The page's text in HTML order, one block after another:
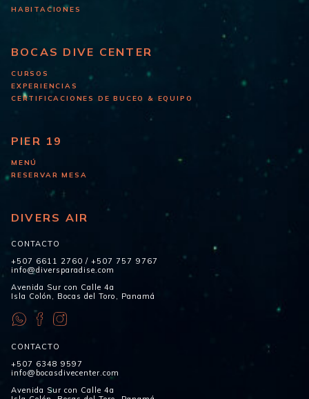
HABITACIONES
BOCAS DIVE CENTER
CURSOS
EXPERIENCIAS
CERTIFICACIONES DE BUCEO & EQUIPO
PIER 19
MENÚ
RESERVAR MESA
DIVERS AIR
CONTACTO
+507 6611 2760 /+507 757 9767
info@diversparadise.com
Avenida Sur con Calle 4a
Isla Colón, Bocas del Toro, Panamá
CONTACTO
+507 6348 9597
info@bocasdivecenter.com
Avenida Sur con Calle 4a